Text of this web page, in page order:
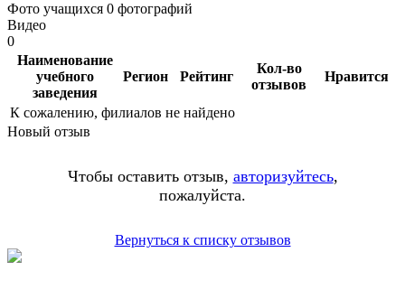
Фото учащихся 0 фотографий
Видео
0
Наименование
учебного
заведения
Регион Рейтинг
Кол-во
отзывов
Нравится
К сожалению, филиалов не найдено
Новый отзыв
Чтобы оставить отзыв, авторизуйтесь,
пожалуйста.
Вернуться к списку отзывов